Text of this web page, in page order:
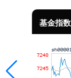
基金指数